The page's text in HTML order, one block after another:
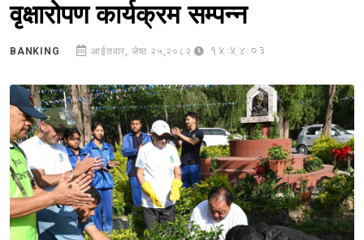
वृक्षारोपण कार्यक्रम सम्पन्न
BANKING आईतवार, जेष्ठ २५,२०८२ 15:54:03